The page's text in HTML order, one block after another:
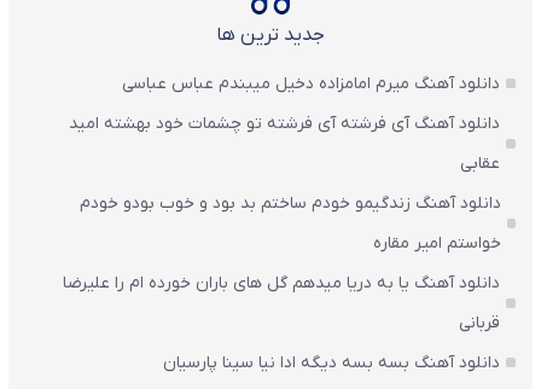
جدید ترین ها
دانلود آهنگ میرم امامزاده دخیل میبندم عباس عباسی
دانلود آهنگ آی فرشته آی فرشته تو چشمات خود بهشته امید
عقابی
دانلود آهنگ زندگیمو خودم ساختم بد بود و خوب بودو خودم
خواستم امیر مقاره
دانلود آهنگ یا به دریا میدهم گل های باران‌ خورده ام را علیرضا
قربانی
دانلود آهنگ بسه بسه دیگه ادا نیا سینا پارسیان